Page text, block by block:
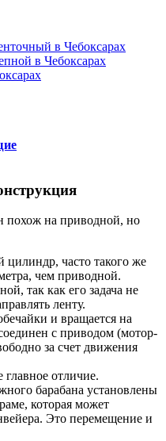
в Чебоксарах
в Чебоксарах
похож на приводной, но
цилиндр, часто такого же
чем приводной.
так как его задача не
ленту.
и вращается на
с приводом (мотор-
за счет движения
отличие.
барабана установлены
которая может
Это перемещение и